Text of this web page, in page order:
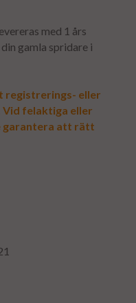
med 1 års
gamla spridare i
registrerings- eller
Vid felaktiga eller
garantera att rätt